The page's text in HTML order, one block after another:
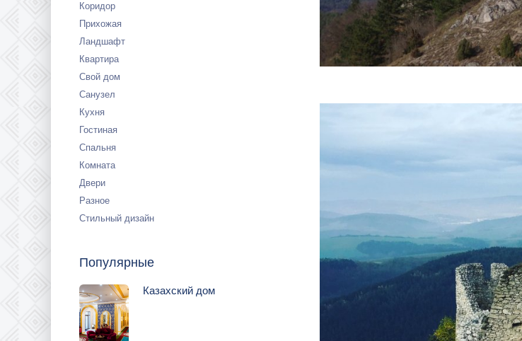
Коридор
Прихожая
Ландшафт
Квартира
Свой дом
Санузел
Кухня
Гостиная
Спальня
Комната
Двери
Разное
Стильный дизайн
Популярные
Казахский дом